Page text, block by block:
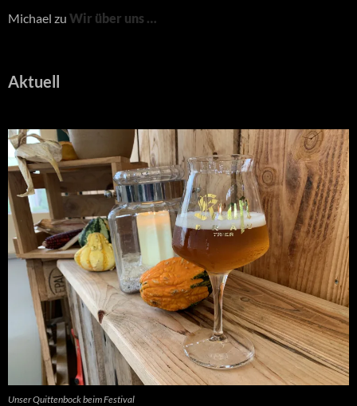
Michael zu Wir über uns …
Aktuell
Unser Quittenbock beim Festival